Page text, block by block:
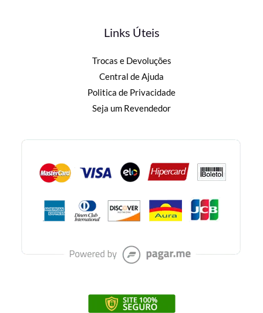
Links Úteis
Trocas e Devoluções
Central de Ajuda
Politica de Privacidade
Seja um Revendedor